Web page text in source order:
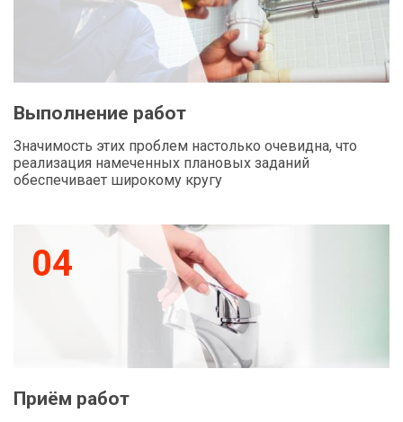
Выполнение работ
Значимость этих проблем настолько очевидна, что
реализация намеченных плановых заданий
обеспечивает широкому кругу
04
Приём работ